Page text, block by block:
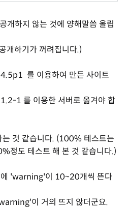
개하지 않는 것에 양해말씀 올립
개하기가 꺼려집니다.)
를 이용하여 만든 사이트
1 를 이용한 서버로 옮겨야 합
는 것 같습니다. (100% 테스트는
정도 테스트 해 본 것 같습니다.)
에 'warning'이 10~20개씩 뜬다
이 거의 뜨지 않더군요.